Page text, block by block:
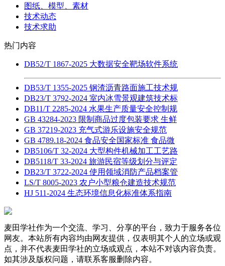
图纸、模型、素材
技术动态
技术求助
热门内容
DB52/T 1867-2025 大数据安全靶场软件系统
DB53/T 1355-2025 钢渣沥青路面施工技术规
DB23/T 3792-2024 室内冰雪景观建筑技术标
DB11/T 2285-2024 水果生产质量安全控制规
GB 43284-2023 限制商品过度包装要求 生鲜
GB 37219-2023 充气式游乐设施安全规范
GB 4789.18-2024 食品安全国家标准 食品微
DB5106/T 32-2024 大型构件机械加工工艺路
DB5118/T 33-2024 旅游民宿等级划分与评定
DB23/T 3722-2024 使用领域消防产品档案管
LS/T 8005-2023 农户小型粮仓建造技术规范
HJ 511-2024 生态环境信息化标准体系指南
麦田学社作为一个交流、学习、分享的平台，致力于服务各位
网友。本站所有内容均由网友提供，仅表明其个人的立场或观
点，并不代表麦田学社的立场或观点，本站不对该内容负责。
如其涉及版权问题，请联系客服删除内容。